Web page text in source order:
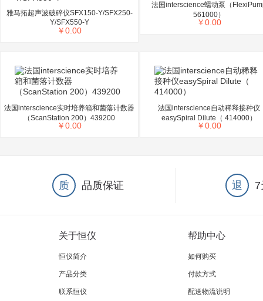
雅马拓超声波破碎仪SFX150-Y/SFX250-
Y/SFX550-Y
￥0.00
法国interscience蠕动泵（
561000）
￥0.00
法国interscience实时培养箱和菌落计数器
（ScanStation 200）439200
￥0.00
法国interscience自动稀释接种仪
easySpiral Dilute（ 414000）
￥0.00
质 品质保证 退
关于恒仪
恒仪简介
产品分类
联系恒仪
帮助中心
如何购买
付款方式
配送物流说明